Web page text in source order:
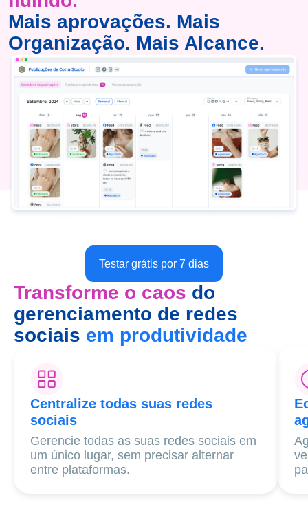
Mais aprovações. Mais
Organização. Mais Alcance.
Testar grátis por 7 dias
Transforme o caos do
gerenciamento de redes
sociais em produtividade
Centralize todas suas redes
sociais
Gerencie todas as suas redes sociais em
um único lugar, sem precisar alternar
entre plataformas.